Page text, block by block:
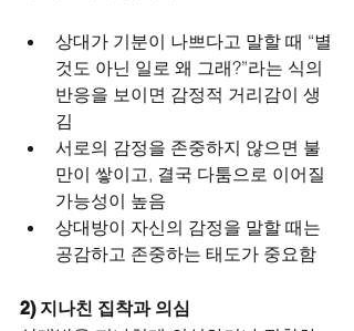
상대가 기분이 나쁘다고 말할 때 “별
것도 아닌 일로 왜 그래?”라는 식의
반응을 보이면 감정적 거리감이 생
김
서로의 감정을 존중하지 않으면 불
만이 쌓이고, 결국 다툼으로 이어질
가능성이 높음
상대방이 자신의 감정을 말할 때는
공감하고 존중하는 태도가 중요함
2) 지나친 집착과 의심